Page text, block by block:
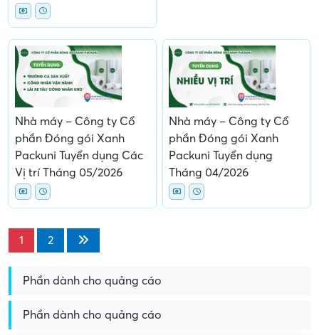
Nhà máy – Công ty Cổ
phần Đóng gói Xanh
Packuni Tuyển dụng Các
Vị trí Tháng 05/2026
Nhà máy – Công ty Cổ
phần Đóng gói Xanh
Packuni Tuyển dụng
Tháng 04/2026
1 2
Phần dành cho quảng cáo
Phần dành cho quảng cáo